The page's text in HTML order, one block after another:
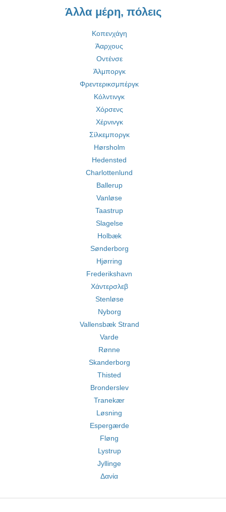
Άλλα μέρη, πόλεις
Κοπενχάγη
Άαρχους
Οντένσε
Άλμποργκ
Φρεντερικσμπέργκ
Κόλντινγκ
Χόρσενς
Χέρνινγκ
Σίλκεμποργκ
Hørsholm
Hedensted
Charlottenlund
Ballerup
Vanløse
Taastrup
Slagelse
Holbæk
Sønderborg
Hjørring
Frederikshavn
Χάντερσλεβ
Stenløse
Nyborg
Vallensbæk Strand
Varde
Rønne
Skanderborg
Thisted
Bronderslev
Tranekær
Løsning
Espergærde
Fløng
Lystrup
Jyllinge
Δανία